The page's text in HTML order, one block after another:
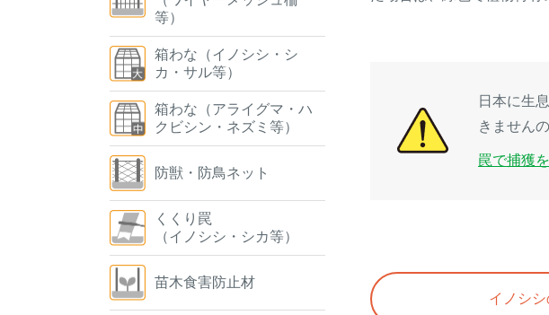
等）
箱わな（イノシシ・シ
カ・サル等）
箱わな（アライグマ・ハ
クビシン・ネズミ等）
防獣・防鳥ネット
くくり罠
（イノシシ・シカ等）
苗木食害防止材
日本に生
きません
罠で捕獲
イノシ